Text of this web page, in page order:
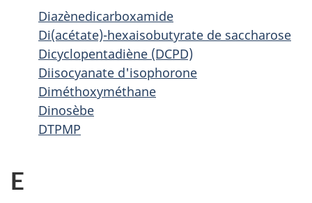
Diazènedicarboxamide
Di(acétate)-hexaisobutyrate de saccharose
Dicyclopentadiène (DCPD)
Diisocyanate d'isophorone
Diméthoxyméthane
Dinosèbe
DTPMP
E